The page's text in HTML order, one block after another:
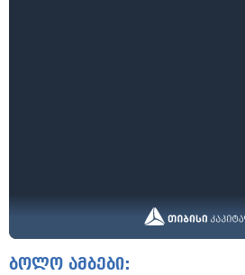
ბოლო ამბები: